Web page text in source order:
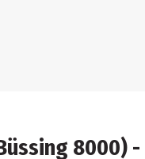
8000) -